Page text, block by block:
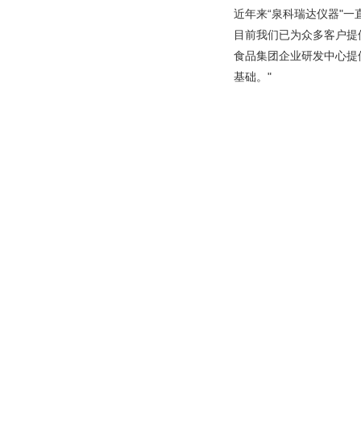
近年来“泉科瑞达仪器"
目前我们已为众多客户
食品集团企业研发中心
基础。"